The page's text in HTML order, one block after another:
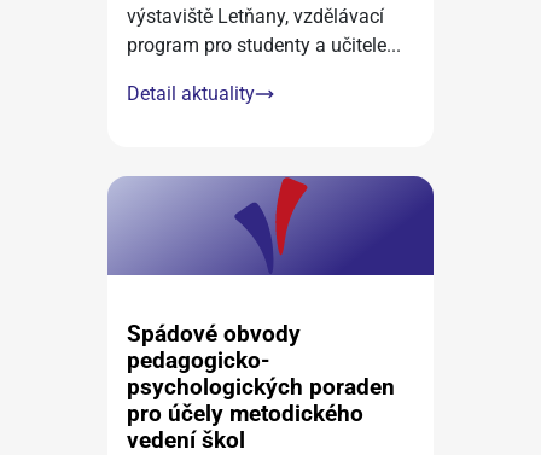
výstaviště Letňany, vzdělávací
program pro studenty a učitele...
Detail aktuality
Spádové obvody
pedagogicko-
psychologických poraden
pro účely metodického
vedení škol